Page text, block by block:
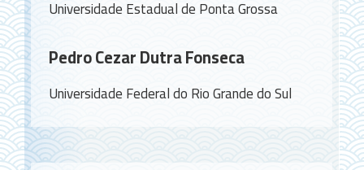
del
artículo
Universidade Estadual de Ponta Grossa
Pedro Cezar Dutra Fonseca
Universidade Federal do Rio Grande do Sul